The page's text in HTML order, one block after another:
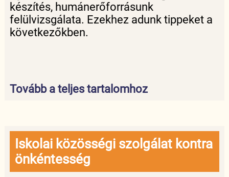
készítés, humánerőforrásunk
felülvizsgálata. Ezekhez adunk tippeket a
következőkben.
Tovább a teljes tartalomhoz
Iskolai közösségi szolgálat kontra
önkéntesség